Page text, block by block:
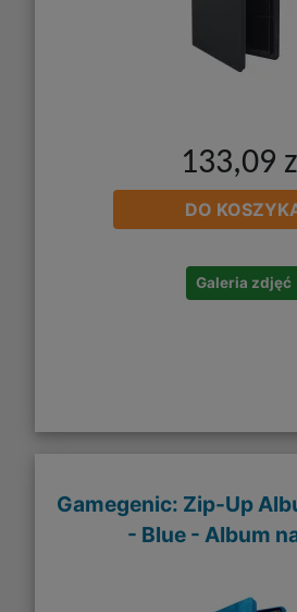
133,09
DO
Galeria zdjęć
Gamegenic: Zip-Up
- Blue - Album